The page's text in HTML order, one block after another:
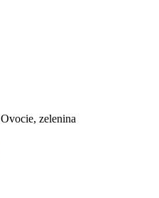
Ovocie, zelenina